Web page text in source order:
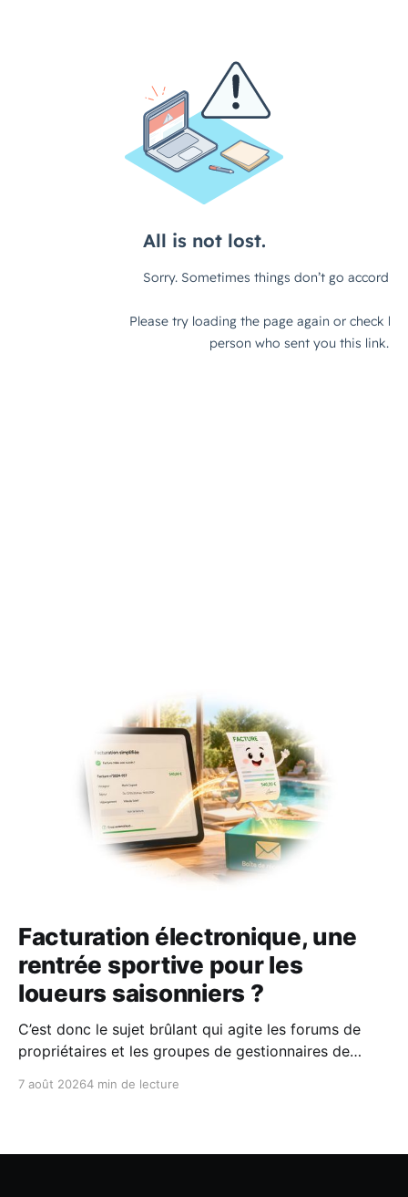
Facturation électronique, une
rentrée sportive pour les
loueurs saisonniers ?
C’est donc le sujet brûlant qui agite les forums de
propriétaires et les groupes de gestionnaires de
7 août 20264 min de lecture